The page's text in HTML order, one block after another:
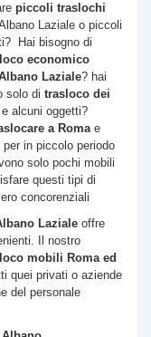
piccoli traslochi
Laziale o piccoli
Hai bisogno di
economico
Laziale? hai
solo di trasloco dei
e alcuni oggetti?
a Romae
per in piccolo periodo
solo pochi mobili
questi tipi di
concorenziali
Laziale offre
Il nostro
mobili Roma ed
quei privati o aziende
del personale